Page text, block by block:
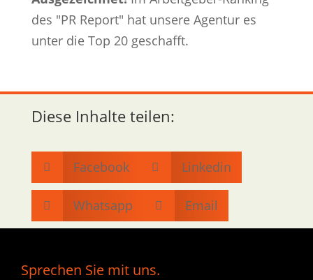
des "PR Report" hat unsere Agentur es
unter die Top 20 geschafft.
Diese Inhalte teilen:
 Facebook  Linkedin
 Whatsapp  Email
Sprechen Sie mit uns.